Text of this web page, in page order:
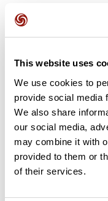
This website uses
We use cookies to
provide social media
We also share
our social media,
may combine it with
provided to them or
of their services.
Découvrez ce parcours